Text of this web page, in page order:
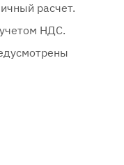
расчет.
НДС.